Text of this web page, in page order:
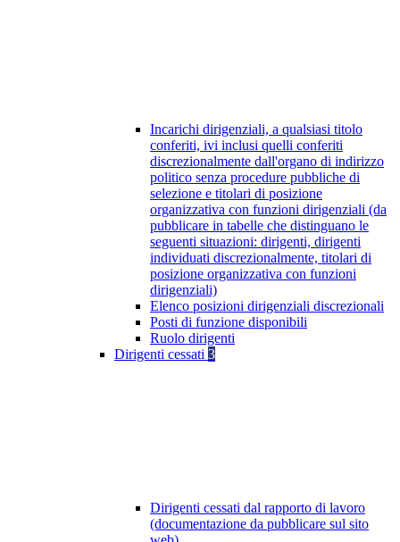
Incarichi dirigenziali, a qualsiasi titolo
conferiti, ivi inclusi quelli conferiti
discrezionalmente dall'organo di indirizzo
politico senza procedure pubbliche di
selezione e titolari di posizione
organizzativa con funzioni dirigenziali (da
pubblicare in tabelle che distinguano le
seguenti situazioni: dirigenti, dirigenti
individuati discrezionalmente, titolari di
posizione organizzativa con funzioni
dirigenziali)
Elenco posizioni dirigenziali discrezionali
Posti di funzione disponibili
Ruolo dirigenti
Dirigenti cessati 3
Dirigenti cessati dal rapporto di lavoro
(documentazione da pubblicare sul sito